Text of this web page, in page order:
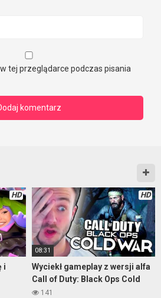
tej przeglądarce podczas pisania
HD
i
HD
08:31
Wyciekł gameplay z wersji alfa
Call of Duty: Black Ops Cold
War141